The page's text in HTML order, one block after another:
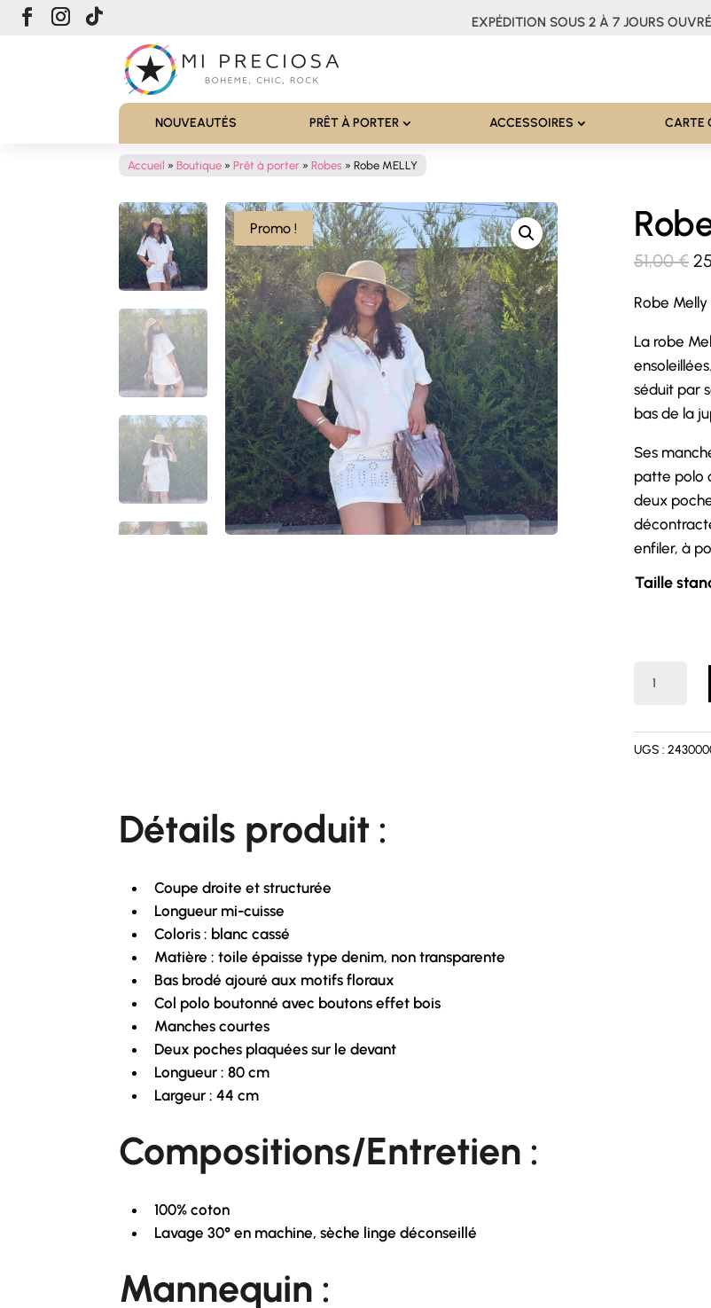
EXPÉDITION SOUS 2 À 7 JOURS
NOUVEAUTÉS PRÊT À PORTER ACCESSOIRES CARTE
Accueil »Boutique »Prêt à porter »Robes »Robe MELLY
Promo !
51,00€ Le
Robe
La robe
séduit par
bas de la
Ses
patte polo
deux
enfiler, à
Taille
MELLY
UGS :
Détails produit :
Coupe droite et structurée
Longueur mi-cuisse
Coloris : blanc cassé
Matière : toile épaisse type denim, non transparente
Bas brodé ajouré aux motifs floraux
Col polo boutonné avec boutons effet bois
Manches courtes
Deux poches plaquées sur le devant
Longueur : 80 cm
Largeur : 44 cm
Compositions/Entretien :
100% coton
Lavage 30° en machine, sèche linge déconseillé
Mannequin :